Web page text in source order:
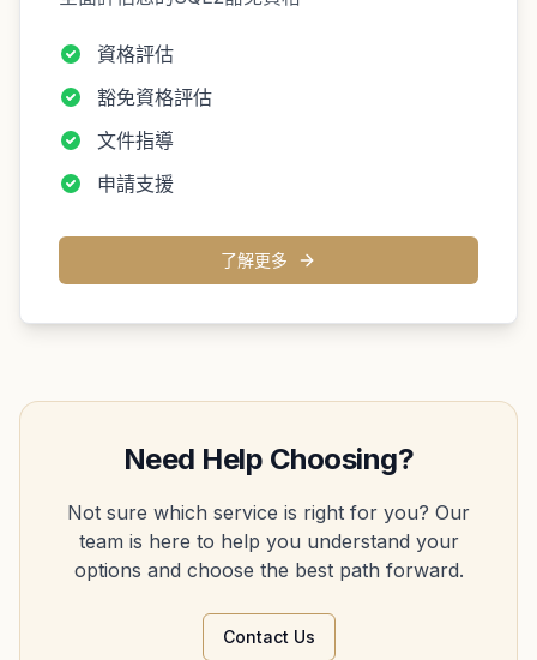
資格評估
豁免資格評估
文件指導
申請支援
了解更多
Need Help Choosing?
Not sure which service is right for you? Our
team is here to help you understand your
options and choose the best path forward.
Contact Us